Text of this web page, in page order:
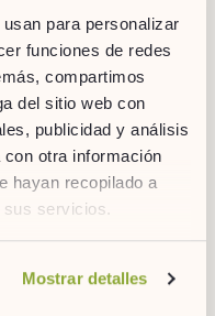
para personalizar
funciones de redes
compartimos
del sitio web con
publicidad y análisis
otra información
hayan recopilado a
sus servicios.
Mostrar detalles